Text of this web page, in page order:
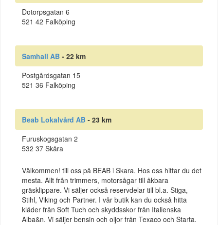
Dotorpsgatan 6
521 42 Falköping
Samhall AB - 22 km
Postgårdsgatan 15
521 36 Falköping
Beab Lokalvård AB - 23 km
Furuskogsgatan 2
532 37 Skåra
Välkommen! till oss på BEAB i Skara. Hos oss hittar du det
mesta. Allt från trimmers, motorsågar till åkbara
gräsklippare. Vi säljer också reservdelar till bl.a. Stiga,
Stihl, Viking och Partner. I vår butik kan du också hitta
kläder från Soft Tuch och skyddsskor från Italienska
Alba&n. Vi säljer bensin och oljor från Texaco och Starta.